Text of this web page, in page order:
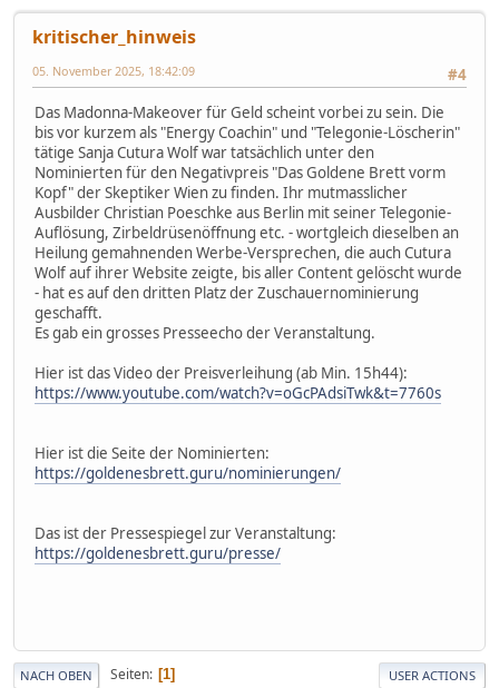
kritischer_hinweis
#4
05. November 2025, 18:42:09
Das Madonna-Makeover für Geld scheint vorbei zu sein. Die
bis vor kurzem als "Energy Coachin" und "Telegonie-Löscherin"
tätige Sanja Cutura Wolf war tatsächlich unter den
Nominierten für den Negativpreis "Das Goldene Brett vorm
Kopf" der Skeptiker Wien zu finden. Ihr mutmasslicher
Ausbilder Christian Poeschke aus Berlin mit seiner Telegonie-
Auflösung, Zirbeldrüsenöffnung etc. - wortgleich dieselben an
Heilung gemahnenden Werbe-Versprechen, die auch Cutura
Wolf auf ihrer Website zeigte, bis aller Content gelöscht wurde
- hat es auf den dritten Platz der Zuschauernominierung
geschafft.
Es gab ein grosses Presseecho der Veranstaltung.
Hier ist das Video der Preisverleihung (ab Min. 15h44):
https://www.youtube.com/watch?v=oGcPAdsiTwk&t=7760s
Hier ist die Seite der Nominierten:
https://goldenesbrett.guru/nominierungen/
Das ist der Pressespiegel zur Veranstaltung:
https://goldenesbrett.guru/presse/
NACH OBEN Seiten 1 USER ACTIONS